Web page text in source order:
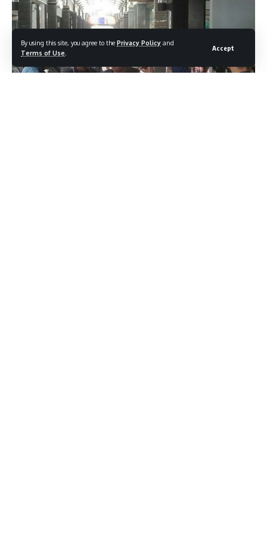
By using this site, you agree to the Privacy Policy and
Terms of Use
Accept